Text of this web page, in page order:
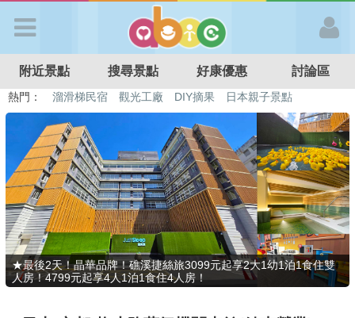
APP登入
首 頁
搜尋景點
好康優惠
最新消息
附近景點 搜尋景點 好康優惠 討論區
熱門： 溜滑梯民宿 觀光工廠 DIY摘果
日本親子景點
特色遊戲場
親子住房優惠 台北親子餐廳 溫泉泡湯SPA
★最後2天！晶華品牌！礁溪捷絲旅3099元起享2大1幼1泊1食住雙
人房！4799元起享4人1泊1食住4人房！